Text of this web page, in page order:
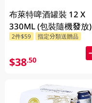
布萊特啤酒罐裝 12 X
330ML (包裝隨機發放)
2件$59 指定分類送贈品
$38.50